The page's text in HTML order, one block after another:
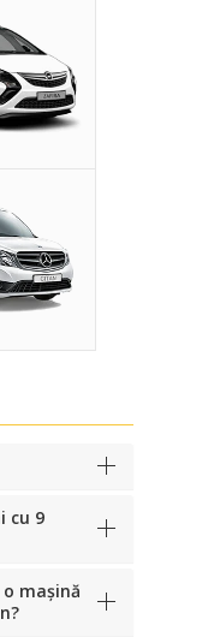
cu 9
mașină